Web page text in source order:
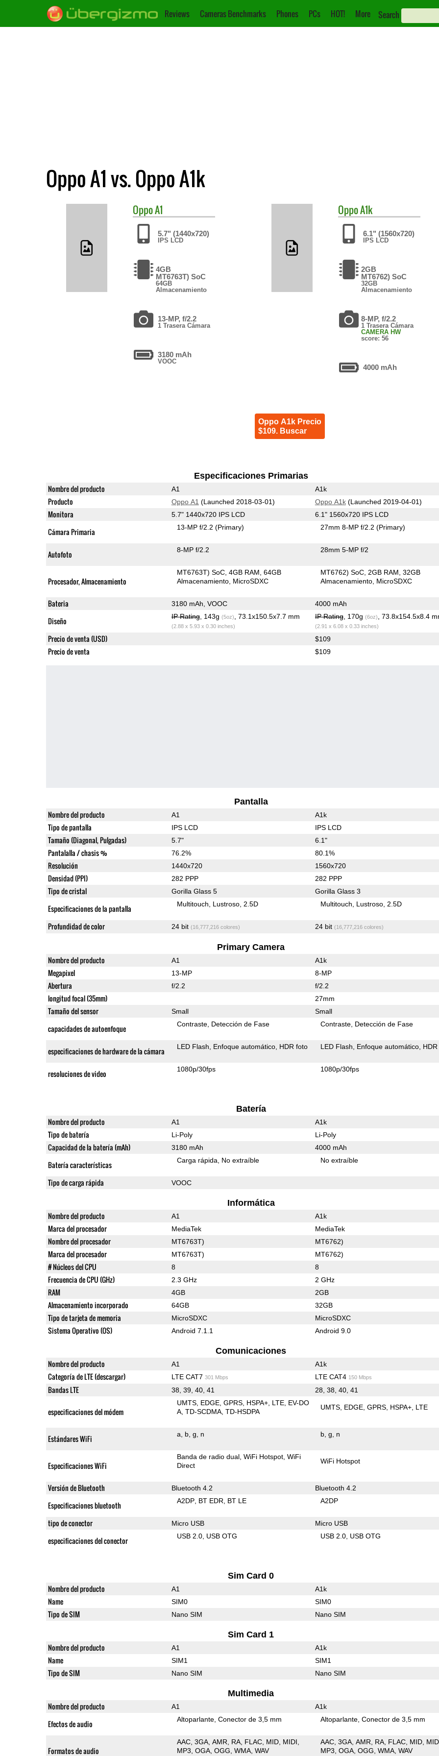
Reviews Cameras Benchmarks Phones PCs HOT! More Search
Oppo A1 vs. Oppo A1k
OppoA1
5.7" (1440x720)
IPS LCD
4GB
MT6763T) SoC
64GB
Almacenamiento
13-MP, f/2.2
1 Trasera Cámara
3180 mAh
VOOC
OppoA1k
6.1" (1560x720)
IPS LCD
2GB
MT6762) SoC
32GB
Almacenamiento
8-MP, f/2.2
1 Trasera Cámara
CAMERA HW
score: 56
4000 mAh
Oppo A1k Precio
$109. Buscar
Especificaciones Primarias
Nombre del producto A1 A1k
Producto Oppo A1 (Launched 2018-03-01) Oppo A1k(Launched 2019-04-01)
Monitora 5.7" 1440x720 IPS LCD 6.1" 1560x720 IPS LCD
Cámara Primaria 13-MP f/2.2(Primary) 27mm 8-MP f/2.2(Primary)
Autofoto 8-MP f/2.2 28mm 5-MP f/2
Procesador, Almacenamiento
MT6763T) SoC 4GB RAM 64GB
Almacenamiento MicroSDXC
MT6762) SoC 2GB RAM 32GB
Almacenamiento MicroSDXC
Bateria 3180 mAh, VOOC 4000 mAh
Diseño IP Rating, 143g (5oz) , 73.1x150.5x7.7 mm
(2.88 x 5.93 x 0.30 inches)
IP Rating, 170g (6oz) , 73.8x154.5x8.4
(2.91 x 6.08 x 0.33 inches)
Precio de venta (USD) $109
Precio de venta $109
Pantalla
Nombre del producto A1 A1k
Tipo de pantalla IPS LCD IPS LCD
Tamaño (Diagonal, Pulgadas) 5.7" 6.1"
Pantalalla / chasis % 76.2% 80.1%
Resolución 1440x720 1560x720
Densidad (PPI) 282 PPP 282 PPP
Tipo de cristal Gorilla Glass 5 Gorilla Glass 3
Especificaciones de la pantalla Multitouch Lustroso 2.5D Multitouch Lustroso 2.5D
Profundidad de color 24 bit (16,777,216 colores) 24 bit (16,777,216 colores)
Primary Camera
Nombre del producto A1 A1k
Megapixel 13-MP 8-MP
Abertura f/2.2 f/2.2
longitud focal (35mm) 27mm
Tamaño del sensor Small Small
capacidades de autoenfoque Contraste Detección de Fase Contraste Detección de Fase
especificaciones de hardware de la cámara LED Flash Enfoque automático HDR foto LED Flash Enfoque automático
resoluciones de video 1080p/30fps 1080p/30fps
Batería
Nombre del producto A1 A1k
Tipo de batería Li-Poly Li-Poly
Capacidad de la batería (mAh) 3180 mAh 4000 mAh
Batería características Carga rápida No extraíble No extraíble
Tipo de carga rápida VOOC
Informática
Nombre del producto A1 A1k
Marca del procesador MediaTek MediaTek
Nombre del procesador MT6763T) MT6762)
Marca del procesador MT6763T) MT6762)
# Núcleos del CPU 8 8
Frecuencia de CPU (GHz) 2.3 GHz 2 GHz
RAM 4GB 2GB
Almacenamiento incorporado 64GB 32GB
Tipo de tarjeta de memoria MicroSDXC MicroSDXC
Sistema Operativo (OS) Android 7.1.1 Android 9.0
Comunicaciones
Nombre del producto A1 A1k
Categoría de LTE (descargar) LTE CAT7 301 Mbps LTE CAT4 150 Mbps
Bandas LTE 38, 39, 40, 41 28, 38, 40, 41
especificaciones del módem
UMTS EDGE GPRS HSPA+ LTE EV-DO
A TD-SCDMA TD-HSDPA
UMTS EDGE GPRS HSPA+ LTE
Estándares WiFi a b g n b g n
Especificaciones WiFi
Banda de radio dual WiFi Hotspot WiFi
Direct
WiFi Hotspot
Versión de Bluetooth Bluetooth 4.2 Bluetooth 4.2
Especificaciones bluetooth A2DP BT EDR BT LE A2DP
tipo de conector Micro USB Micro USB
especificaciones del conector USB 2.0 USB OTG USB 2.0 USB OTG
Sim Card 0
Nombre del producto A1 A1k
Name SIM0 SIM0
Tipo de SIM Nano SIM Nano SIM
Sim Card 1
Nombre del producto A1 A1k
Name SIM1 SIM1
Tipo de SIM Nano SIM Nano SIM
Multimedia
Nombre del producto A1 A1k
Efectos de audio Altoparlante Conector de 3,5 mm Altoparlante Conector de 3,5 mm
Formatos de audio
AAC 3GA AMR RA FLAC MID MIDI
MP3 OGA OGG WMA WAV
AAC 3GA AMR RA FLAC MID
MP3 OGA OGG WMA WAV